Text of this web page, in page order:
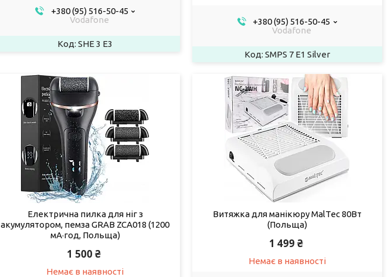
+380 (95) 516-50-45
Vodafone
SHE 3 E3
+380 (95) 516-50-45
Vodafone
SMPS 7 E1 Silver
Електрична пилка для ніг з
акумулятором, пемза GRAB ZCA018 (1200
мА·год, Польща)
1 500 ₴
Немає в наявності
Витяжка для манікюру MalTec 80Вт
(Польща)
1 499 ₴
Немає в наявності